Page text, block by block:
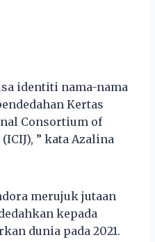
identiti nama-nama
Kertas
Consortium of
” kata Azalina
merujuk jutaan
kepada
dunia pada 2021.